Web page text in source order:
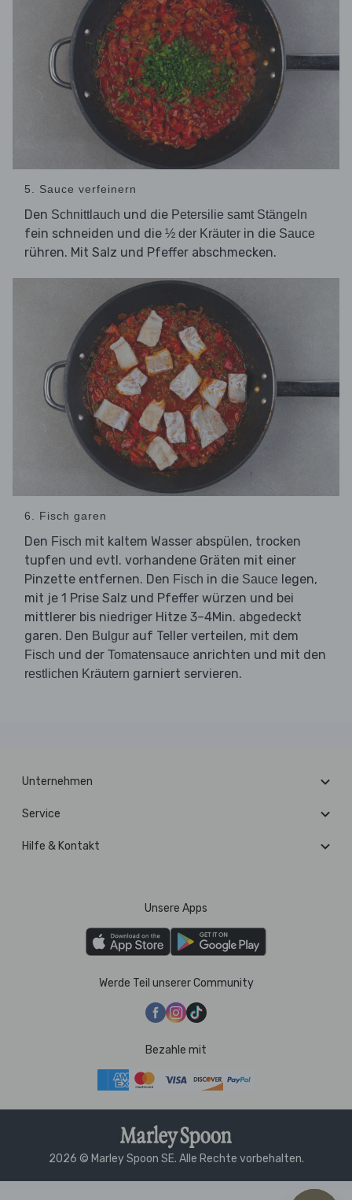
5. Sauce verfeinern
Den Schnittlauch und die Petersilie samt Stängeln
fein schneiden und die ½ der Kräuter in die Sauce
rühren. Mit Salz und Pfeffer abschmecken.
6. Fisch garen
Den Fisch mit kaltem Wasser abspülen, trocken
tupfen und evtl. vorhandene Gräten mit einer
Pinzette entfernen. Den Fisch in die Sauce legen,
mit je 1 Prise Salz und Pfeffer würzen und bei
mittlerer bis niedriger Hitze 3–4Min. abgedeckt
garen. Den Bulgur auf Teller verteilen, mit dem
Fisch und der Tomatensauce anrichten und mit den
restlichen Kräutern garniert servieren.
Unternehmen
Service
Hilfe & Kontakt
Unsere Apps
Werde Teil unserer Community
Bezahle mit
2026 © Marley Spoon SE. Alle Rechte vorbehalten.